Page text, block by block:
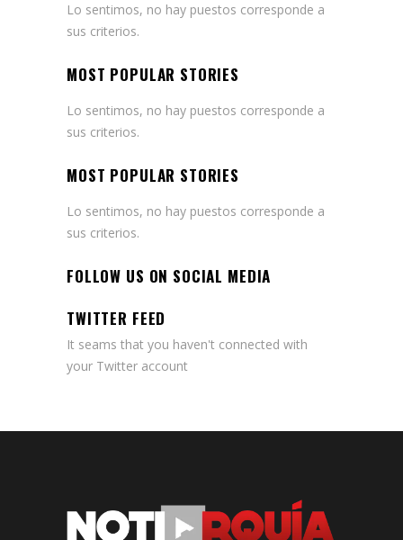
Lo sentimos, no hay puestos corresponde a
sus criterios.
MOST POPULAR STORIES
Lo sentimos, no hay puestos corresponde a
sus criterios.
MOST POPULAR STORIES
Lo sentimos, no hay puestos corresponde a
sus criterios.
FOLLOW US ON SOCIAL MEDIA
TWITTER FEED
It seams that you haven't connected with
your Twitter account